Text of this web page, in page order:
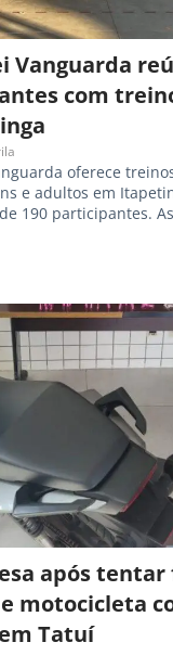
Vanguarda
com
oferece
e adultos em
190 participantes.
após tentar
motocicleta
Tatuí